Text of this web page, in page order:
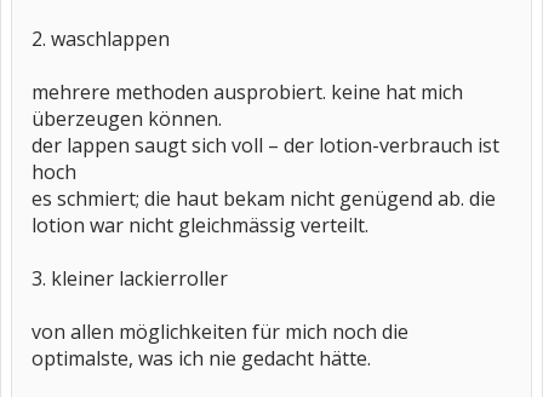
2. waschlappen
mehrere methoden ausprobiert. keine hat mich
überzeugen können.
der lappen saugt sich voll – der lotion-verbrauch ist
hoch
es schmiert; die haut bekam nicht genügend ab. die
lotion war nicht gleichmässig verteilt.
3. kleiner lackierroller
von allen möglichkeiten für mich noch die
optimalste, was ich nie gedacht hätte.